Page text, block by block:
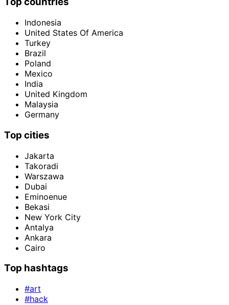
Indonesia
United States Of America
Turkey
Brazil
Poland
Mexico
India
United Kingdom
Malaysia
Germany
Top cities
Jakarta
Takoradi
Warszawa
Dubai
Eminoenue
Bekasi
New York City
Antalya
Ankara
Cairo
Top hashtags
#art
#hack